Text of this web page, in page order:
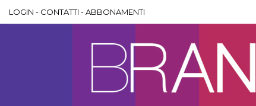
LOGIN - CONTATTI -ABBONAMENTI